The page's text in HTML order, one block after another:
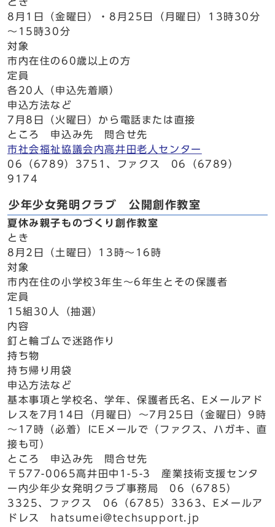
8月1日（金曜日）・8月25日（月曜日）13時30分
～15時30分
対象
市内在住の60歳以上の方
定員
各20人（申込先着順）
申込方法など
7月8日（火曜日）から電話または直接
ところ 申込み先 問合せ先
市社会福祉協議会内高井田老人センター
06（6789）3751、ファクス 06（6789）
9174
少年少女発明クラブ 公開創作教室
夏休み親子ものづくり創作教室
とき
8月2日（土曜日）13時～16時
対象
市内在住の小学校3年生～6年生とその保護者
定員
15組30人（抽選）
内容
釘と輪ゴムで迷路作り
持ち物
持ち帰り用袋
申込方法など
基本事項と学校名、学年、保護者氏名、Eメールアド
レスを7月14日（月曜日）～7月25日（金曜日）9時
～17時（必着）にEメールで（ファクス、ハガキ、直
接も可）
ところ 申込み先 問合せ先
〒577-0065高井田中1-5-3 産業技術支援センタ
ー内少年少女発明クラブ事務局 06（6785）
3325、ファクス 06（6785）3363、Eメールア
ドレス hatsumei@techsupport.jp